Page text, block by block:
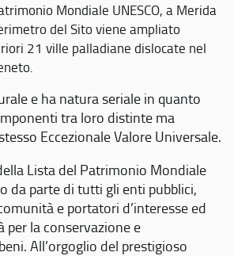
Mondiale UNESCO, a Merida
del Sito viene ampliato
21 ville palladiane dislocate nel
e ha natura seriale in quanto
tra loro distinte ma
Eccezionale Valore Universale.
Lista del Patrimonio Mondiale
da parte di tutti gli enti pubblici,
e portatori d’interesse ed
la conservazione e
All’orgoglio del prestigioso